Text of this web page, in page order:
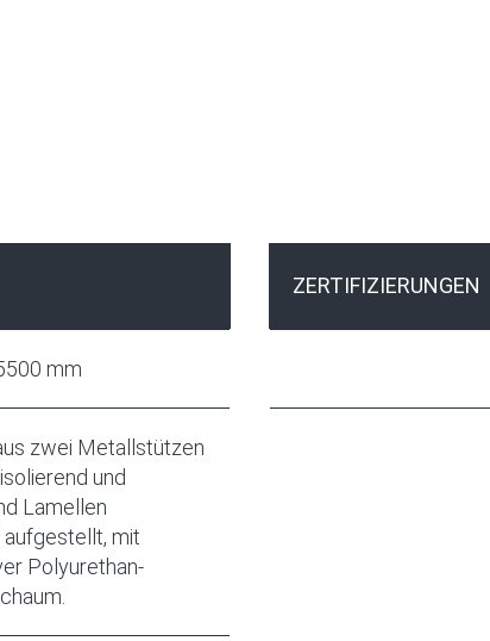
mm
zwei Metallstützen
und
Lamellen
mit
Polyurethan-
ZERTIFIZIERUNGEN